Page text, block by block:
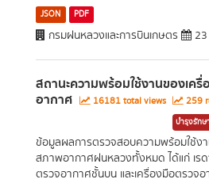
JSON PDF
กรมฝนหลวงและการบินเกษตร
สถานะความพร้อมใช้งานของเค
อากาศ 16181 total views 259
บำรุงรักษ
ข้อมูลผลการตรวจสอบความพร้อมใช้ง
สภาพอากาศฝนหลวงทั้งหมด ได้แก่ เร
ตรวจอากาศชั้นบน และเครื่องมือตรวจ